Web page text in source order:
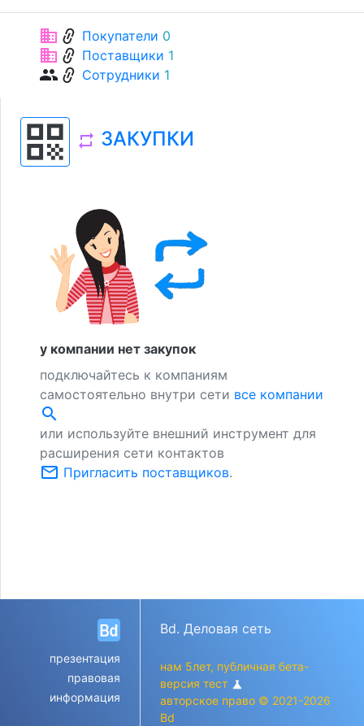
businesslink Покупатели 0
businesslink Поставщики 1
grouplink Сотрудники 1
qr_code repeat ЗАКУПКИ
у компании нет закупок
подключайтесь к компаниям
самостоятельно внутри сети все компании
search
или используйте внешний инструмент для
расширения сети контактов
mail_outline Пригласить поставщиков.
презентация
правовая
информация
Bd. Деловая сеть
нам 5лет, публичная бета-
версия тест science
авторское право © 2021-2026
Bd